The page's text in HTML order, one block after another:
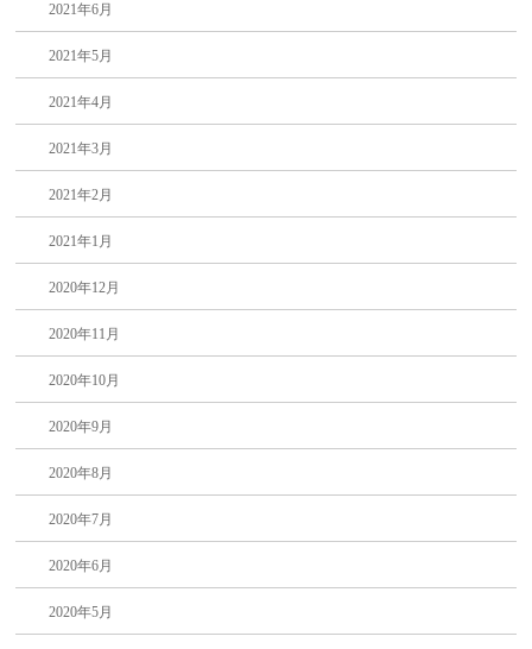
2021年6月
2021年5月
2021年4月
2021年3月
2021年2月
2021年1月
2020年12月
2020年11月
2020年10月
2020年9月
2020年8月
2020年7月
2020年6月
2020年5月